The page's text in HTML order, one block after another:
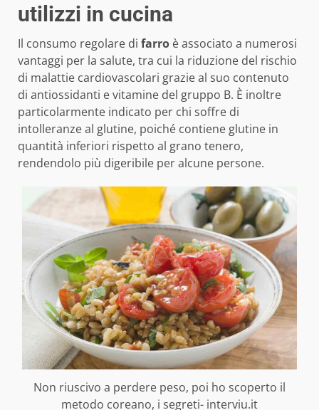
utilizzi in cucina
Il consumo regolare di farro è associato a numerosi
vantaggi per la salute, tra cui la riduzione del rischio
di malattie cardiovascolari grazie al suo contenuto
di antiossidanti e vitamine del gruppo B. È inoltre
particolarmente indicato per chi soffre di
intolleranze al glutine, poiché contiene glutine in
quantità inferiori rispetto al grano tenero,
rendendolo più digeribile per alcune persone.
Non riuscivo a perdere peso, poi ho scoperto il
metodo coreano, i segreti- interviu.it